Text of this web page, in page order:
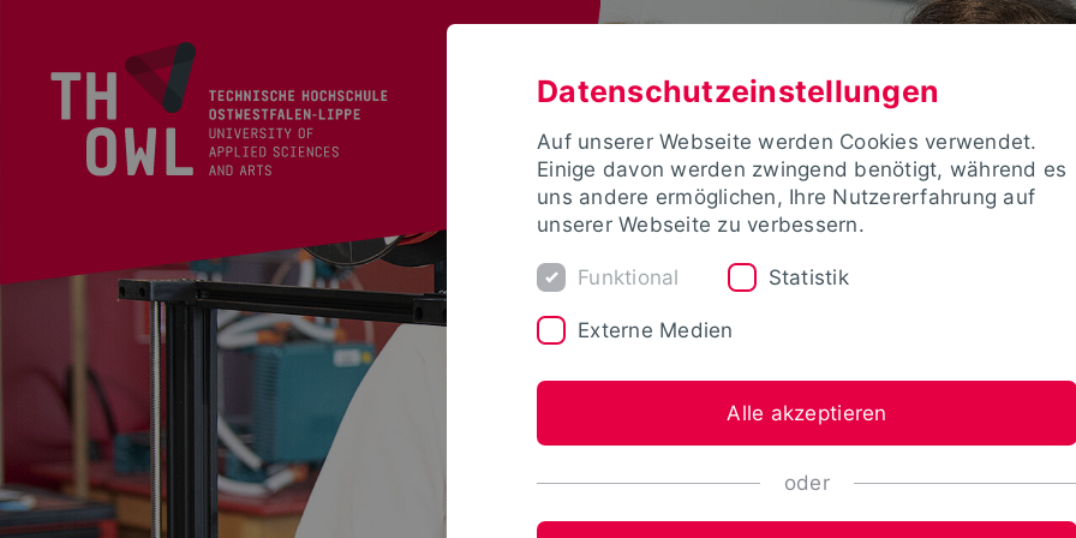
Datenschutzeinstellungen
Auf unserer Webseite werden Cookies verwendet.
Einige davon werden zwingend benötigt, während es
uns andere ermöglichen, Ihre Nutzererfahrung auf
unserer Webseite zu verbessern.
Funktional Statistik
Externe Medien
Alle akzeptieren
oder